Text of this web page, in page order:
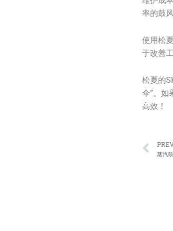
率的鼓
使用松
于改善
松夏的
伞”。如
高效！
蒸汽